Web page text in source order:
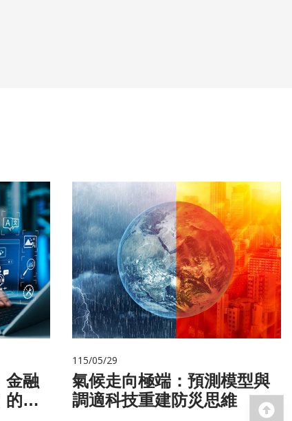
金融
的新
115/05/29
氣候走向極端：預測模型與
調適科技重建防災思維